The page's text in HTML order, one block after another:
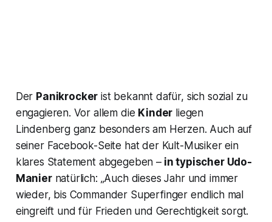
Der Panikrocker ist bekannt dafür, sich sozial zu
engagieren. Vor allem die Kinder liegen
Lindenberg ganz besonders am Herzen. Auch auf
seiner Facebook-Seite hat der Kult-Musiker ein
klares Statement abgegeben –in typischer Udo-
Maniernatürlich: „Auch dieses Jahr und immer
wieder, bis Commander Superfinger endlich mal
eingreift und für Frieden und Gerechtigkeit sorgt.